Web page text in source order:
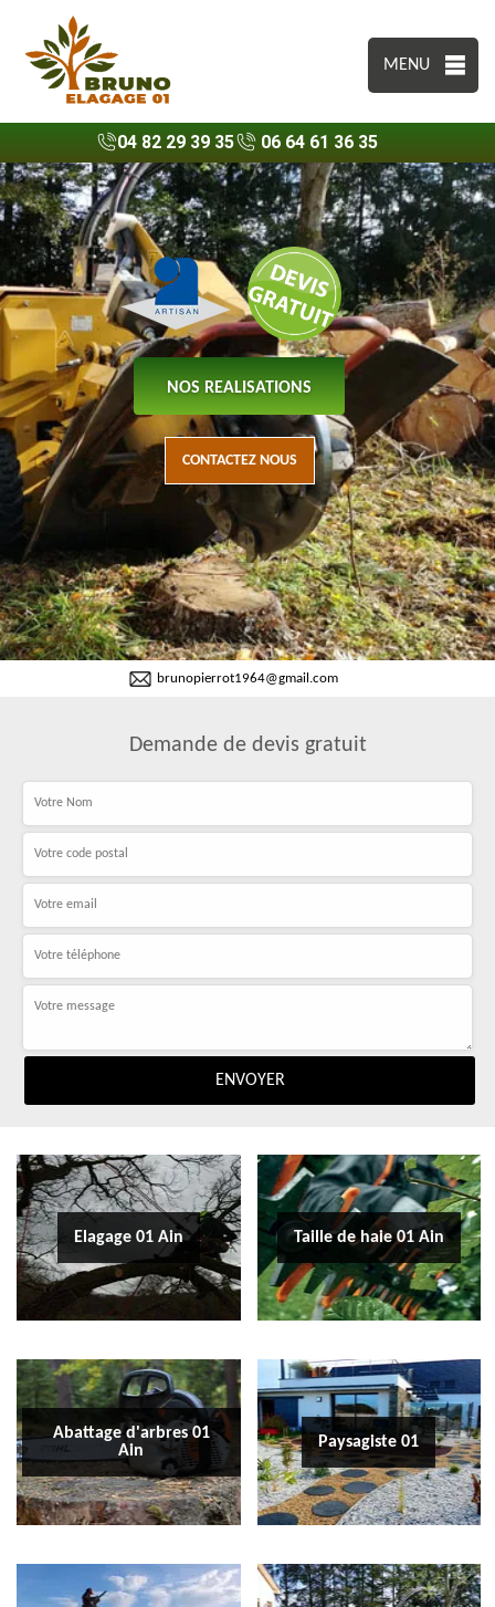
MENU
04 82 29 39 35 06 64 61 36 35
NOS REALISATIONS
CONTACTEZ NOUS
brunopierrot1964@gmail.com
Demande de devis gratuit
Elagage 01 Ain Taille de haie 01 Ain
Abattage d'arbres 01
Ain
Paysagiste 01